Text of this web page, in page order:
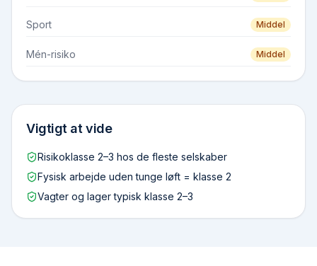
Sport Middel
Mén-risiko Middel
Vigtigt at vide
Risikoklasse 2–3 hos de fleste selskaber
Fysisk arbejde uden tunge løft = klasse 2
Vagter og lager typisk klasse 2–3